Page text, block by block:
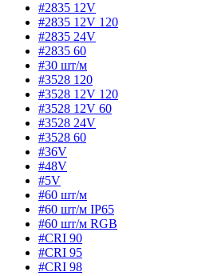
#2835 12V
#2835 12V 120
#2835 24V
#2835 60
#30 шт/м
#3528 120
#3528 12V 120
#3528 12V 60
#3528 24V
#3528 60
#36V
#48V
#5V
#60 шт/м
#60 шт/м IP65
#60 шт/м RGB
#CRI 90
#CRI 95
#CRI 98